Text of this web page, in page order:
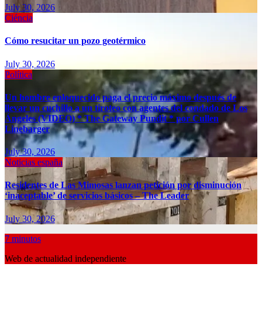
July 30, 2026
Ciéncia
Cómo resucitar un pozo geotérmico
July 30, 2026
Política
Un hombre enloquecido paga el precio máximo después de
llevar un cuchillo a un tiroteo con agentes del condado de Los
Ángeles (VIDEO) * The Gateway Pundit * por Cullen
Linebarger
July 30, 2026
Noticias españa
Residentes de Las Mimosas lanzan petición por disminución
‘inaceptable’ de servicios básicos – The Leader
July 30, 2026
7 minutos
Web de actualidad independiente